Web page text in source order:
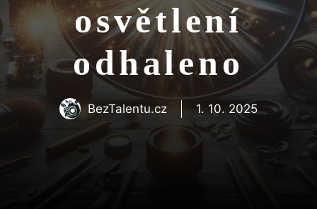
osvětlení
odhaleno
BezTalentu.cz 1. 10. 2025